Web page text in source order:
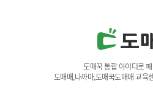
도매꾹 통합 아이디로
도매매,나까마,도매꾹도매매 교육